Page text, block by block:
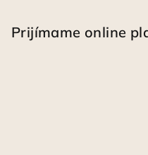
Prijímame online